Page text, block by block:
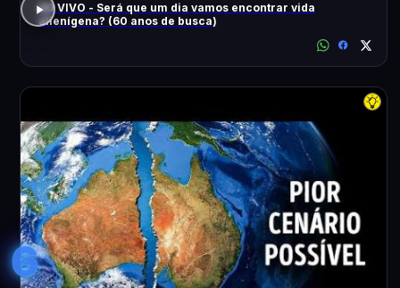
AO VIVO - Será que um dia vamos encontrar vida
alienígena? (60 anos de busca)
6